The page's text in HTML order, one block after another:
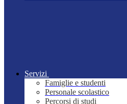
Servizi
Famiglie e studenti
Personale scolastico
Percorsi di studi